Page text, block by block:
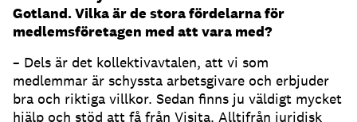
Gotland. Vilka är de stora fördelarna för
medlemsföretagen med att vara med?
– Dels är det kollektivavtalen, att vi som
medlemmar är schyssta arbetsgivare och erbjuder
bra och riktiga villkor. Sedan finns ju väldigt mycket
hjälp och stöd att få från Visita. Alltifrån juridisk